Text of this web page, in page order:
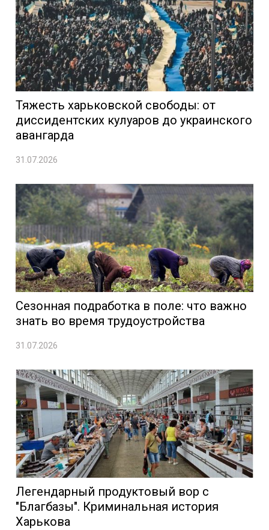
Тяжесть харьковской свободы: от
диссидентских кулуаров до украинского
авангарда
31.07.2026
Сезонная подработка в поле: что важно
знать во время трудоустройства
31.07.2026
Легендарный продуктовый вор с
"Благбазы". Криминальная история
Харькова